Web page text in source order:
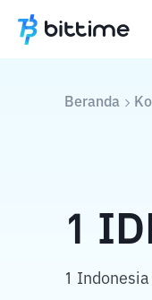
Beranda
1
1 Indonesia